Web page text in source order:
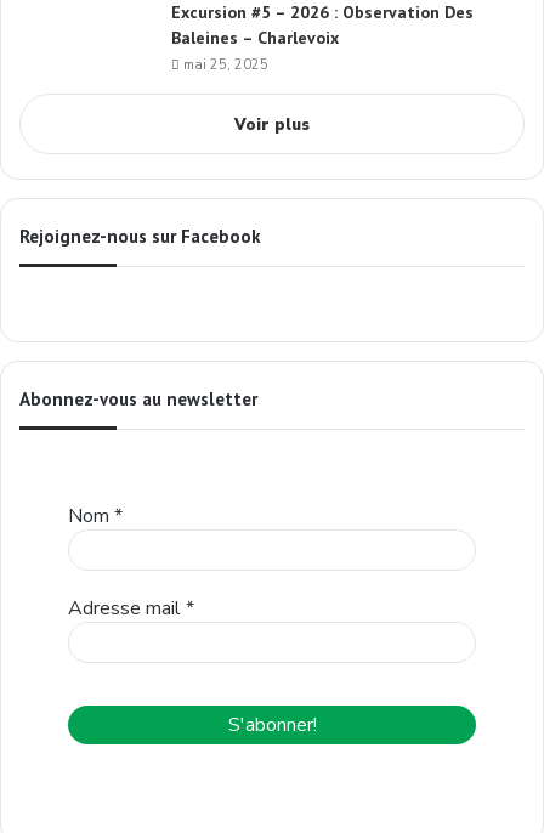
Excursion #5 – 2026 : Observation Des
Baleines – Charlevoix
mai 25, 2025
Voir plus
Rejoignez-nous sur Facebook
Abonnez-vous au newsletter
Nom *
Adresse mail*